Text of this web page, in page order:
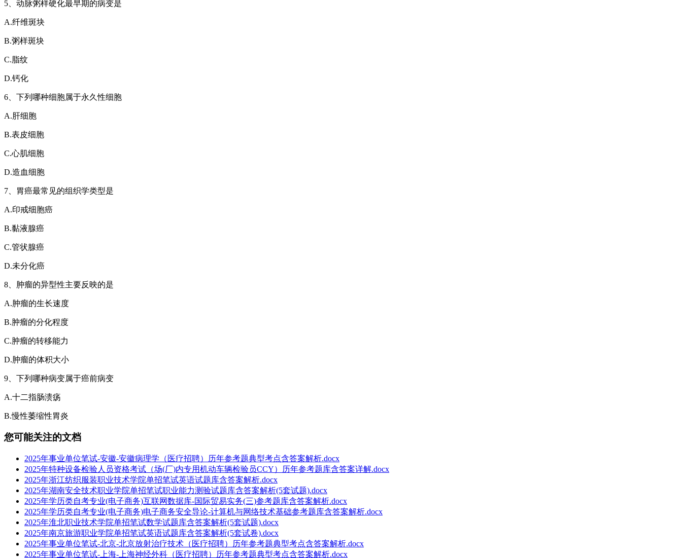
5、动脉粥样硬化最早期的病变是
A.纤维斑块
B.粥样斑块
C.脂纹
D.钙化
6、下列哪种细胞属于永久性细胞
A.肝细胞
B.表皮细胞
C.心肌细胞
D.造血细胞
7、胃癌最常见的组织学类型是
A.印戒细胞癌
B.黏液腺癌
C.管状腺癌
D.未分化癌
8、肿瘤的异型性主要反映的是
A.肿瘤的生长速度
B.肿瘤的分化程度
C.肿瘤的转移能力
D.肿瘤的体积大小
9、下列哪种病变属于癌前病变
A.十二指肠溃疡
B.慢性萎缩性胃炎
您可能关注的文档
2025年事业单位笔试-安徽-安徽病理学（医疗招聘）历年参考题典型考点含答案解析.docx
2025年特种设备检验人员资格考试（场(厂)内专用机动车辆检验员CCY）历年参考题库含答案详解.docx
2025年浙江纺织服装职业技术学院单招笔试英语试题库含答案解析.docx
2025年湖南安全技术职业学院单招笔试职业能力测验试题库含答案解析(5套试题).docx
2025年学历类自考专业(电子商务)互联网数据库-国际贸易实务(三)参考题库含答案解析.docx
2025年学历类自考专业(电子商务)电子商务安全导论-计算机与网络技术基础参考题库含答案解析.docx
2025年淮北职业技术学院单招笔试数学试题库含答案解析(5套试题).docx
2025年南京旅游职业学院单招笔试英语试题库含答案解析(5套试卷).docx
2025年事业单位笔试-北京-北京放射治疗技术（医疗招聘）历年参考题典型考点含答案解析.docx
2025年事业单位笔试-上海-上海神经外科（医疗招聘）历年参考题典型考点含答案解析.docx